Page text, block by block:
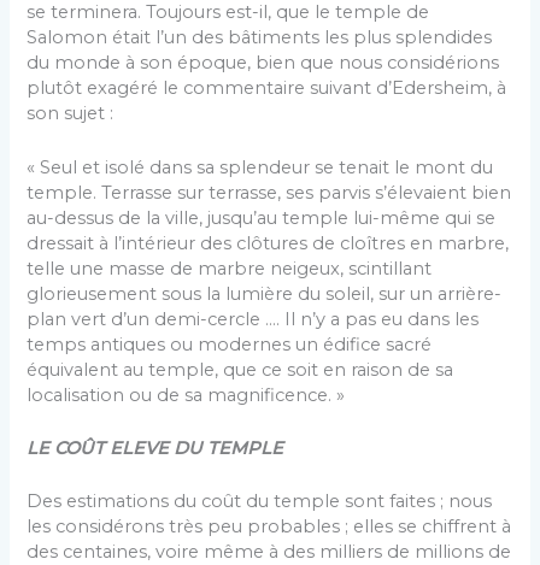
se terminera. Toujours est-il, que le temple de
Salomon était l’un des bâtiments les plus splendides
du monde à son époque, bien que nous considérions
plutôt exagéré le commentaire suivant d’Edersheim, à
son sujet :
« Seul et isolé dans sa splendeur se tenait le mont du
temple. Terrasse sur terrasse, ses parvis s’élevaient bien
au-dessus de la ville, jusqu’au temple lui-même qui se
dressait à l’intérieur des clôtures de cloîtres en marbre,
telle une masse de marbre neigeux, scintillant
glorieusement sous la lumière du soleil, sur un arrière-
plan vert d’un demi-cercle …. Il n’y a pas eu dans les
temps antiques ou modernes un édifice sacré
équivalent au temple, que ce soit en raison de sa
localisation ou de sa magnificence. »
LE COÛT ELEVE DU TEMPLE
Des estimations du coût du temple sont faites ; nous
les considérons très peu probables ; elles se chiffrent à
des centaines, voire même à des milliers de millions de